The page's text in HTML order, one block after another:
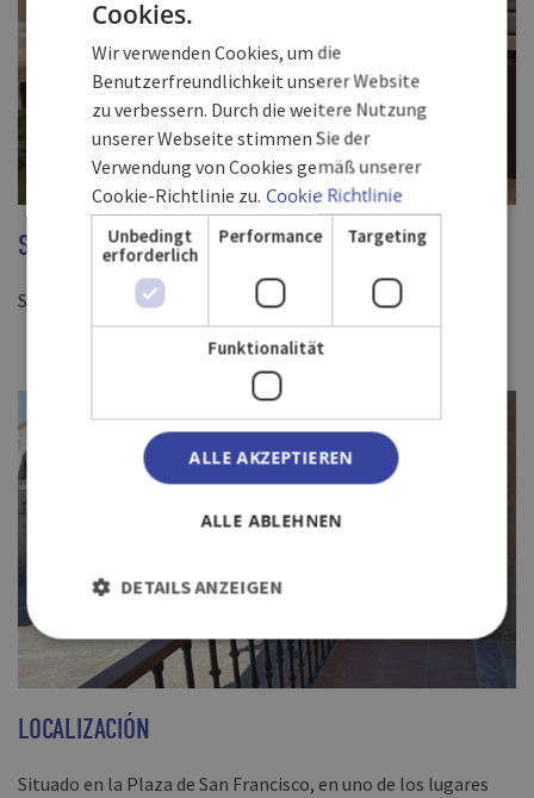
SERVICIOS
Servicios de lujo en La Habana Vieja
LOCALIZACIÓN
Situado en la Plaza de San Francisco, en uno de los lugares
GERMAN
Cookies.
Wir verwenden Cookies, um die
Benutzerfreundlichkeit unserer Website
zu verbessern. Durch die weitere Nutzung
unserer Webseite stimmen Sie der
Verwendung von Cookies gemäß unserer
Cookie-Richtlinie zu. Cookie Richtlinie
Unbedingt
erforderlich
Performance Targeting
Funktionalität
ALLE AKZEPTIEREN
ALLE ABLEHNEN
DETAILS ANZEIGEN